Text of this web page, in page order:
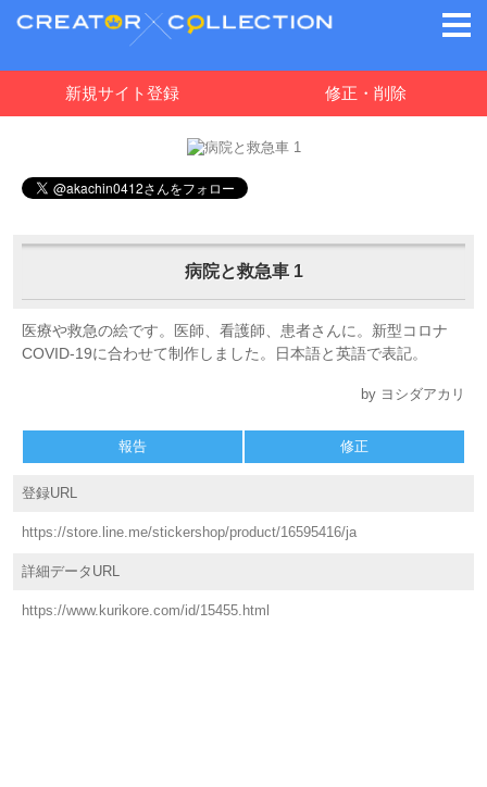
新規サイト登録 修正・削除
病院と救急車 1
医療や救急の絵です。医師、看護師、患者さんに。新型コロナ
COVID-19に合わせて制作しました。日本語と英語で表記。
by ヨシダアカリ
報告 修正
登録URL
https://store.line.me/stickershop/product/16595416/ja
詳細データURL
https://www.kurikore.com/id/15455.html